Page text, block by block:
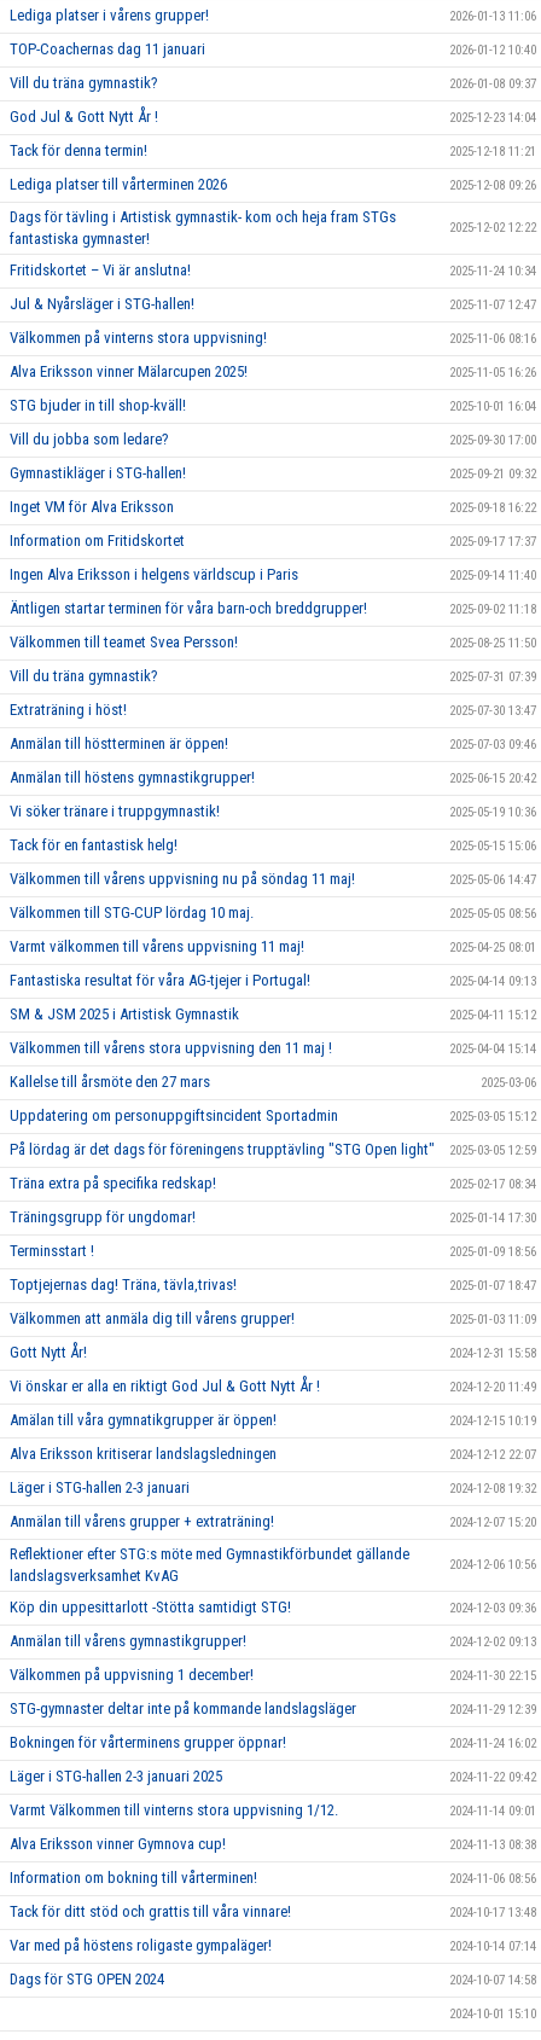
Lediga platser i vårens grupper! 2026-01-13 11:06
TOP-Coachernas dag 11 januari 2026-01-12 10:40
Vill du träna gymnastik? 2026-01-08 09:37
God Jul & Gott Nytt År ! 2025-12-23 14:04
Tack för denna termin! 2025-12-18 11:21
Lediga platser till vårterminen 2026 2025-12-08 09:26
Dags för tävling i Artistisk gymnastik- kom och heja fram STGs
fantastiska gymnaster!
2025-12-02 12:22
Fritidskortet – Vi är anslutna! 2025-11-24 10:34
Jul & Nyårsläger i STG-hallen! 2025-11-07 12:47
Välkommen på vinterns stora uppvisning! 2025-11-06 08:16
Alva Eriksson vinner Mälarcupen 2025! 2025-11-05 16:26
STG bjuder in till shop-kväll! 2025-10-01 16:04
Vill du jobba som ledare? 2025-09-30 17:00
Gymnastikläger i STG-hallen! 2025-09-21 09:32
Inget VM för Alva Eriksson 2025-09-18 16:22
Information om Fritidskortet 2025-09-17 17:37
Ingen Alva Eriksson i helgens världscup i Paris 2025-09-14 11:40
Äntligen startar terminen för våra barn-och breddgrupper! 2025-09-02 11:18
Välkommen till teamet Svea Persson! 2025-08-25 11:50
Vill du träna gymnastik? 2025-07-31 07:39
Extraträning i höst! 2025-07-30 13:47
Anmälan till höstterminen är öppen! 2025-07-03 09:46
Anmälan till höstens gymnastikgrupper! 2025-06-15 20:42
Vi söker tränare i truppgymnastik! 2025-05-19 10:36
Tack för en fantastisk helg! 2025-05-15 15:06
Välkommen till vårens uppvisning nu på söndag 11 maj! 2025-05-06 14:47
Välkommen till STG-CUP lördag 10 maj. 2025-05-05 08:56
Varmt välkommen till vårens uppvisning 11 maj! 2025-04-25 08:01
Fantastiska resultat för våra AG-tjejer i Portugal! 2025-04-14 09:13
SM & JSM 2025 i Artistisk Gymnastik 2025-04-11 15:12
Välkommen till vårens stora uppvisning den 11 maj ! 2025-04-04 15:14
Kallelse till årsmöte den 27 mars 2025-03-06
Uppdatering om personuppgiftsincident Sportadmin 2025-03-05 15:12
På lördag är det dags för föreningens trupptävling "STG Open light" 2025-03-05 12:59
Träna extra på specifika redskap! 2025-02-17 08:34
Träningsgrupp för ungdomar! 2025-01-14 17:30
Terminsstart ! 2025-01-09 18:56
Toptjejernas dag! Träna, tävla,trivas! 2025-01-07 18:47
Välkommen att anmäla dig till vårens grupper! 2025-01-03 11:09
Gott Nytt År! 2024-12-31 15:58
Vi önskar er alla en riktigt God Jul & Gott Nytt År ! 2024-12-20 11:49
Amälan till våra gymnatikgrupper är öppen! 2024-12-15 10:19
Alva Eriksson kritiserar landslagsledningen 2024-12-12 22:07
Läger i STG-hallen 2-3 januari 2024-12-08 19:32
Anmälan till vårens grupper + extraträning! 2024-12-07 15:20
Reflektioner efter STG:s möte med Gymnastikförbundet gällande
landslagsverksamhet KvAG
2024-12-06 10:56
Köp din uppesittarlott -Stötta samtidigt STG! 2024-12-03 09:36
Anmälan till vårens gymnastikgrupper! 2024-12-02 09:13
Välkommen på uppvisning 1 december! 2024-11-30 22:15
STG-gymnaster deltar inte på kommande landslagsläger 2024-11-29 12:39
Bokningen för vårterminens grupper öppnar! 2024-11-24 16:02
Läger i STG-hallen 2-3 januari 2025 2024-11-22 09:42
Varmt Välkommen till vinterns stora uppvisning 1/12. 2024-11-14 09:01
Alva Eriksson vinner Gymnova cup! 2024-11-13 08:38
Information om bokning till vårterminen! 2024-11-06 08:56
Tack för ditt stöd och grattis till våra vinnare! 2024-10-17 13:48
Var med på höstens roligaste gympaläger! 2024-10-14 07:14
Dags för STG OPEN 2024 2024-10-07 14:58
2024-10-01 15:10